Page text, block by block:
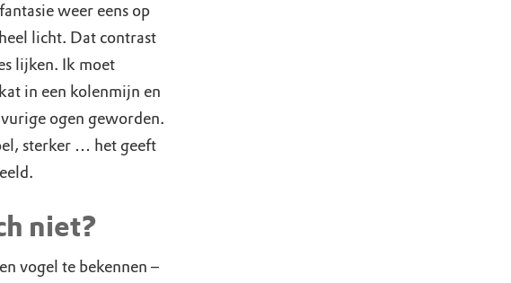
weer eens op
licht. Dat contrast
lijken. Ik moet
in een kolenmijn en
ogen geworden.
sterker … het geeft
niet?
vogel te bekennen –